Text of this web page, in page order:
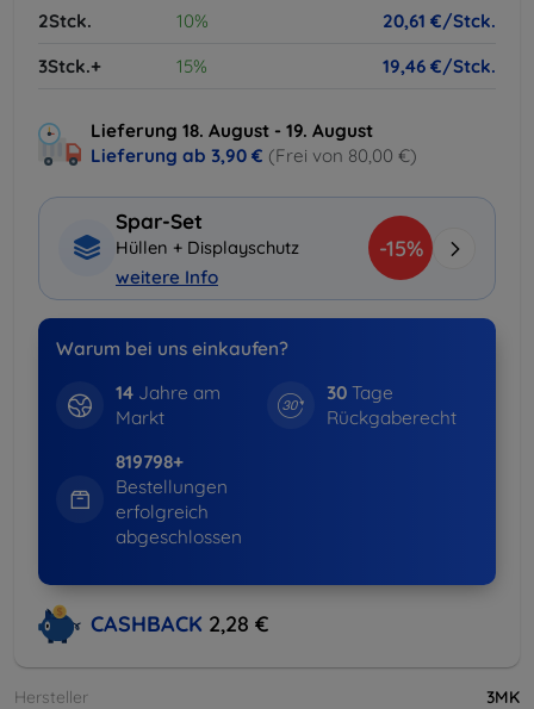
2Stck. 10%
20,61 €/Stck.
3Stck.+
15% 19,46 €/Stck.
Lieferung 18. August - 19. August
Lieferung ab 3,90 € (Frei von 80,00 €)
Spar-Set
Hüllen + Displayschutz
weitere Info
-15%
Warum bei uns einkaufen?
14Jahre am
Markt
30 Tage
Rückgaberecht
819798+
Bestellungen
erfolgreich
abgeschlossen
CASHBACK 2,28 €
Hersteller
3MK